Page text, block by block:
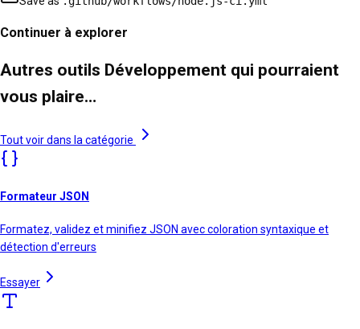
Continuer à explorer
Autres outils Développement qui pourraient
vous plaire…
Tout voir dans la catégorie
Formateur JSON
Formatez, validez et minifiez JSON avec coloration syntaxique et
détection d'erreurs
Essayer